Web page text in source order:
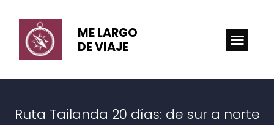
ME LARGO
DE VIAJE
Ruta Tailanda 20 días: de sur a norte